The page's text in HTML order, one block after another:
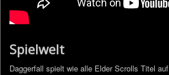
Spielwelt
Daggerfall spielt wie alle Elder Scrolls Titel